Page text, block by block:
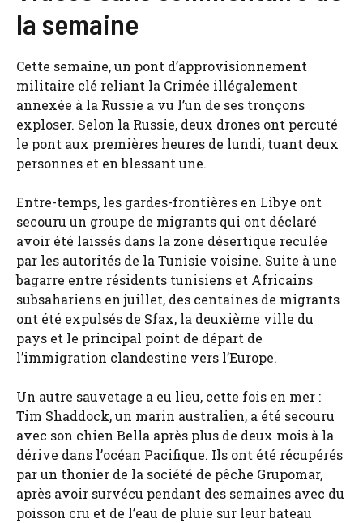
la semaine
Cette semaine, un pont d’approvisionnement
militaire clé reliant la Crimée illégalement
annexée à la Russie a vu l’un de ses tronçons
exploser. Selon la Russie, deux drones ont percuté
le pont aux premières heures de lundi, tuant deux
personnes et en blessant une.
Entre-temps, les gardes-frontières en Libye ont
secouru un groupe de migrants qui ont déclaré
avoir été laissés dans la zone désertique reculée
par les autorités de la Tunisie voisine. Suite à une
bagarre entre résidents tunisiens et Africains
subsahariens en juillet, des centaines de migrants
ont été expulsés de Sfax, la deuxième ville du
pays et le principal point de départ de
l’immigration clandestine vers l’Europe.
Un autre sauvetage a eu lieu, cette fois en mer :
Tim Shaddock, un marin australien, a été secouru
avec son chien Bella après plus de deux mois à la
dérive dans l’océan Pacifique. Ils ont été récupérés
par un thonier de la société de pêche Grupomar,
après avoir survécu pendant des semaines avec du
poisson cru et de l’eau de pluie sur leur bateau